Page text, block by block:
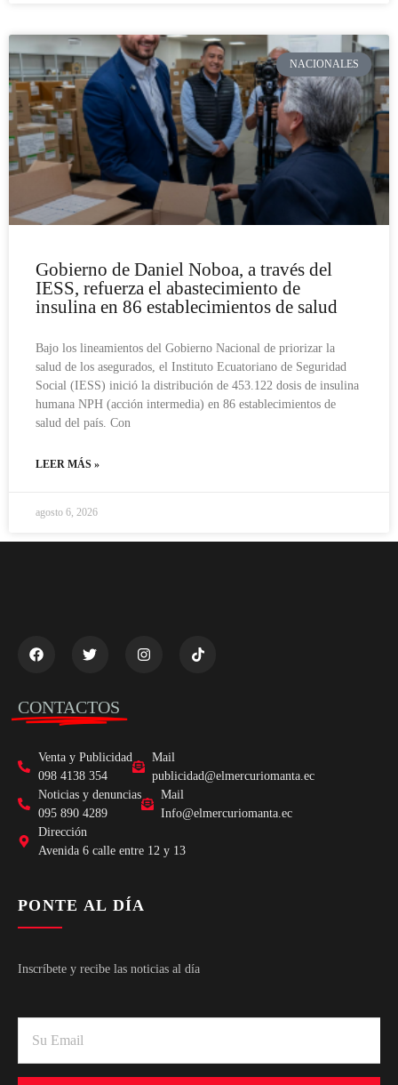
NACIONALES
Gobierno de Daniel Noboa, a través del
IESS, refuerza el abastecimiento de
insulina en 86 establecimientos de salud
Bajo los lineamientos del Gobierno Nacional de priorizar la
salud de los asegurados, el Instituto Ecuatoriano de Seguridad
Social (IESS) inició la distribución de 453.122 dosis de insulina
humana NPH (acción intermedia) en 86 establecimientos de
salud del país. Con
LEER MÁS »
agosto 6, 2026
CONTACTOS
Venta y Publicidad
098 4138 354
Mail
publicidad@elmercuriomanta.ec
Noticias y denuncias
095 890 4289
Mail
Info@elmercuriomanta.ec
Dirección
Avenida 6 calle entre 12 y 13
PONTE AL DÍA
Inscríbete y recibe las noticias al día